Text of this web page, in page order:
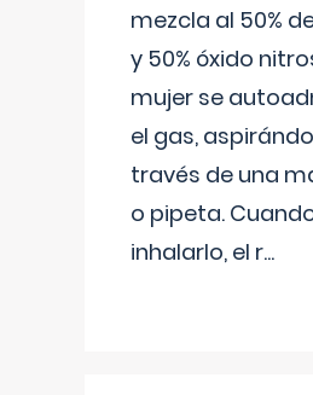
mezcla al 50%
y 50% óxido
mujer se
el gas,
través de una
o pipeta.
inhalarlo, el r...